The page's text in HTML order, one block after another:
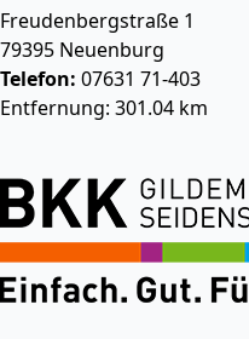
Freudenbergstraße 1
79395 Neuenburg
Telefon: 07631 71-403
Entfernung: 301.04 km